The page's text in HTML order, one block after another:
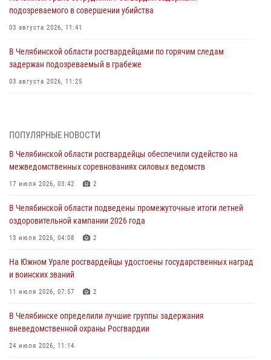
подозреваемого в совершении убийства
03 августа 2026, 11:41
В Челябинской области росгвардейцами по горячим следам
задержан подозреваемый в грабеже
03 августа 2026, 11:25
03 августа 2026, 09:22 1
Авиация Росгвардии совершила более 250 санитарных вылетов в
Донецкой Народной Республике
31 июля 2026, 11:33
Росгвардия обеспечивает безопасность граждан на южном
направлении
31 июля 2026, 11:32
В Уральском округе Росгвардии состоялось заседание
оперативного штаба
30 июля 2026, 10:53
ПОПУЛЯРНЫЕ НОВОСТИ
В Челябинской области росгвардейцы обеспечили судейство на
межведомственных соревнованиях силовых ведомств
17 июля 2026, 03:42 2
В Челябинской области подведены промежуточные итоги летней
оздоровительной кампании 2026 года
13 июля 2026, 04:08 2
На Южном Урале росгвардейцы удостоены государственных наград
и воинских званий
11 июля 2026, 07:57 2
В Челябинске определили лучшие группы задержания
вневедомственной охраны Росгвардии
24 июля 2026, 11:14